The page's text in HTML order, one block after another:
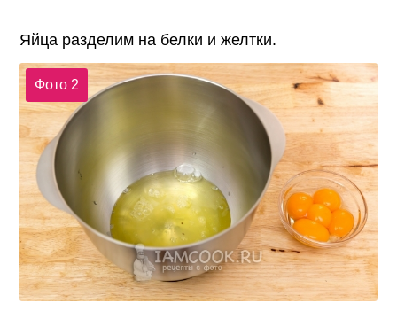
Яйца разделим на белки и желтки.
Фото 2